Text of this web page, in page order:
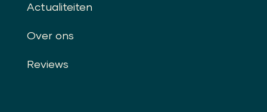
Actualiteiten
Over ons
Reviews